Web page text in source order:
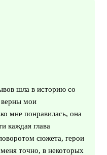
шла в историю со
верны мои
мне понравилась, она
каждая глава
сюжета, герои
точно, в некоторых